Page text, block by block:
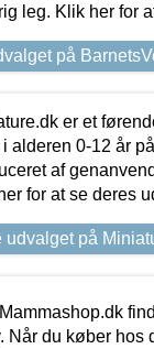
leg. Klik her for
på
er et
i alderen 0-12 år
af
for at se deres
udvalget på
Når du køber hos